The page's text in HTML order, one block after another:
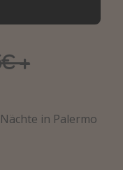
+
in Palermo